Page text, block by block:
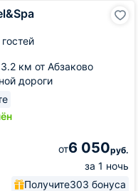
3.2 км от Абзаково
дороги
от6 050руб.
за 1 ночь
Получите303 бонуса